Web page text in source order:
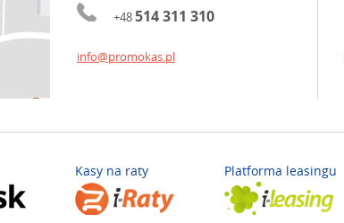
+48514 311 310
info@promokas.pl
Kasy na raty Platforma leasingu